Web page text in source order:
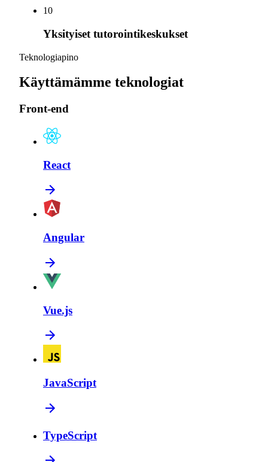
10
Yksityiset tutorointikeskukset
Teknologiapino
Käyttämämme teknologiat
Front-end
React
Angular
Vue.js
JavaScript
TypeScript